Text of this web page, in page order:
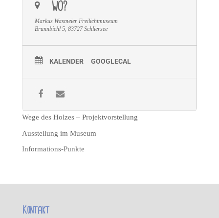
WO?
Markus Wasmeier Freilichtmuseum
Brunnbichl 5, 83727 Schliersee
KALENDER GOOGLECAL
Wege des Holzes – Projektvorstellung
Ausstellung im Museum
Informations-Punkte
Kontakt